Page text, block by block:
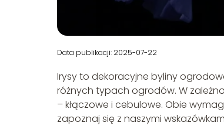
Data publikacji: 2025-07-22
Irysy to dekoracyjne byliny
różnych typach ogrodów. W
– kłączowe i cebulowe. Obie
zapoznaj się z naszymi